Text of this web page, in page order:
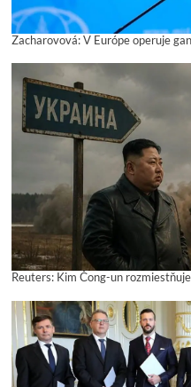
Zacharovová: V Európe operuje
Reuters: Kim Čong-un